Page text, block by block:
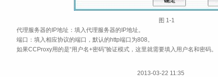
图 1‑1
代理服务器的IP地址：填入代理服务器的IP地址。
端口：填入相应协议的端口，默认的http端口为808。
如果CCProxy用的是“用户名+密码”验证模式，这里就需要填入用户名和密码。
2013-03-22 11:35